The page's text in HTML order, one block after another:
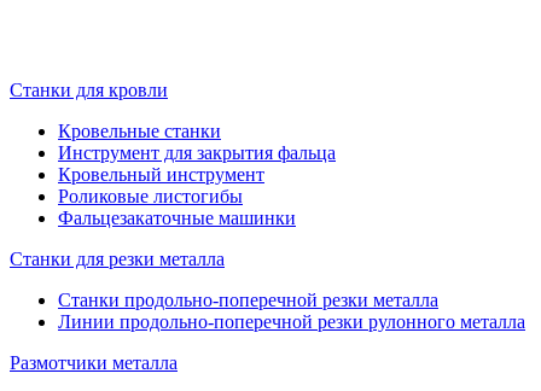
Станки для кровли
Кровельные станки
Инструмент для закрытия фальца
Кровельный инструмент
Роликовые листогибы
Фальцезакаточные машинки
Станки для резки металла
Станки продольно-поперечной резки металла
Линии продольно-поперечной резки рулонного металла
Размотчики металла